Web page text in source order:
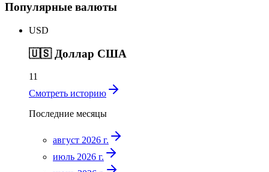
Популярные валюты
USD
🇺🇸 Доллар США
11
Смотреть историю
Последние месяцы
август 2026 г.
июль 2026 г.